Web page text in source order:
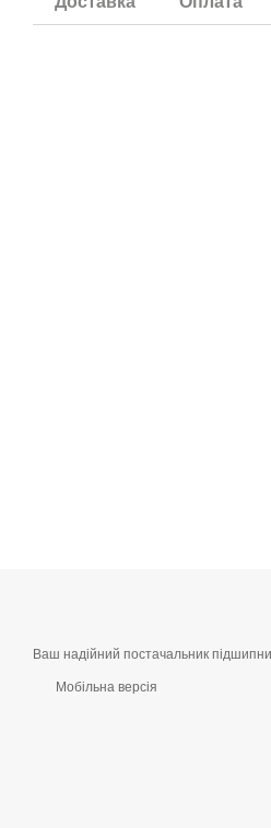
Ваш надійний постачальник
Мобільна версія